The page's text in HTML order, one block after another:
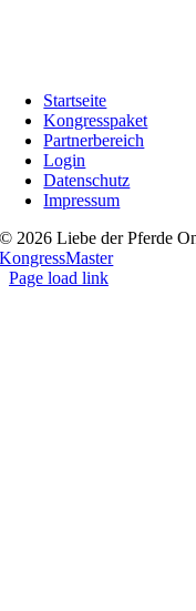
Startseite
Kongresspaket
Partnerbereich
Login
Datenschutz
Impressum
© 2026 Liebe der Pferde
KongressMaster
Page load link